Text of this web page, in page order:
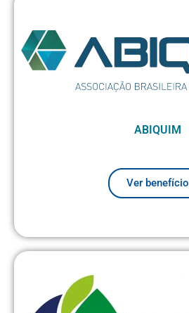
ABIQUIM
Ver benefício